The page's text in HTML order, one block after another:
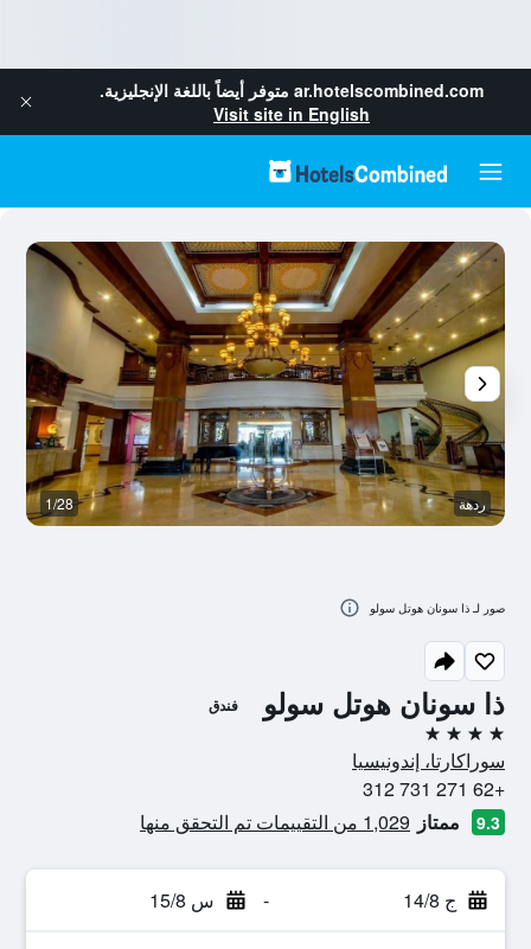
ar.hotelscombined.com متوفر أيضاً باللغة الإنجليزية.
Visit site in English
ذا سونان هوتل سولو فندق
4 نجوم
سوراكارتا، إندونيسيا
+62 271 731 312
9.3 ممتاز 1,029 من التقييمات تم التحقق منها
ج 14/8 - س 15/8
ردهة 1/28
صور لـ ذا سونان هوتل سولو